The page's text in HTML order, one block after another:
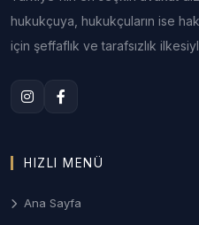
Anlaşmalı veya
ve mal paylaşımı
prensibine dayalı yönetim.
Ağır Ceza
soruşturma aşamasından
hukukçuya, hukukçuların ise
için şeffaflık ve tarafsızlık
HIZLI MENÜ
Ana Sayfa